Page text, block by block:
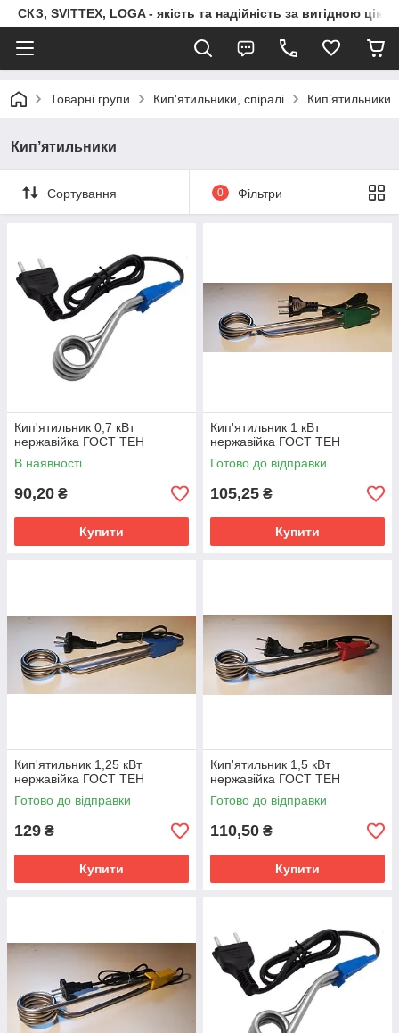
СКЗ, SVITTEX, LOGA - якість та надійність за вигідною
Товарні групи Кип'ятильники, спіралі Кип’ятильники
Кип’ятильники
Сортування 0 Фільтри
Кип'ятильник 0,7 кВт
нержавійка ГОСТ ТЕН
В наявності
90,20 ₴
Купити
Кип'ятильник 1 кВт
нержавійка ГОСТ ТЕН
Готово до відправки
105,25 ₴
Купити
Кип'ятильник 1,25 кВт
нержавійка ГОСТ ТЕН
Готово до відправки
129 ₴
Купити
Кип'ятильник 1,5 кВт
нержавійка ГОСТ ТЕН
Готово до відправки
110,50 ₴
Купити